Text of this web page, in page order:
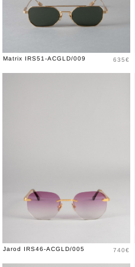
Matrix IRS51-ACGLD/009 Price
635€
Jarod IRS46-ACGLD/005 Price
740€